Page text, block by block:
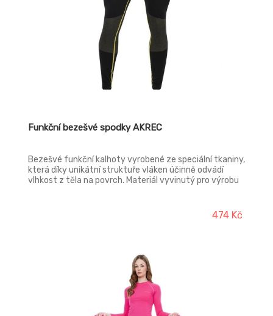
Funkční bezešvé spodky AKREC
Bezešvé funkční kalhoty vyrobené ze speciální tkaniny,
která díky unikátní struktuře vláken účinně odvádí
vlhkost z těla na povrch. Materiál vyvinutý pro výrobu
látka se vyznačuje jemností, nedráždí pokožku, je velmi
příjemná na nošení a vhodná pro vyšší zátěž. Přiléhavý
474 Kč